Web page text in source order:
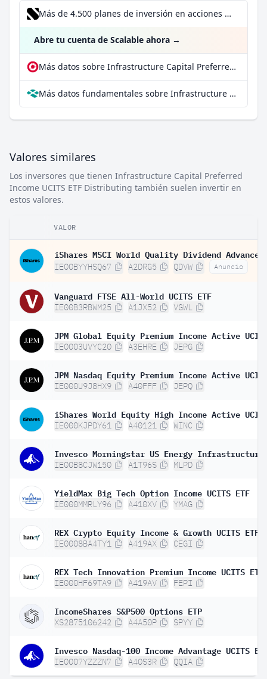
Más de 4.500 planes de inversión en acciones desde 1 €
Abre tu cuenta de Scalable ahora →
Más datos sobre Infrastructure Capital Preferred Income UCITS ETF Distributing en extraETF
Más datos fundamentales sobre Infrastructure Capital Preferred Income UCITS ETF Distributing en Parqet
Valores similares
Los inversores que tienen Infrastructure Capital Preferred
Income UCITS ETF Distributing también suelen invertir en
estos valores.
VALOR
IE00BYYHSQ67 A2DRG5 QDVW Anuncio
Vanguard FTSE All-World UCITS ETF
IE00B3RBWM25 A1JX52 VGWL
IE0003UVYC20 A3EHRE JEPG
IE000U9J8HX9 A40FFF JEPQ
IE000KJPDY61 A40121 WINC
IE00B8CJW150 A1T96S MLPD
YieldMax Big Tech Option Income UCITS ETF
IE000MMRLY96 A410XV YMAG
IE0008BA4TY1 A419AX CEGI
REX Tech Innovation Premium Income UCITS ETF
IE000HF69TA9 A419AV FEPI
IncomeShares S&P500 Options ETP
XS2875106242 A4A50P SPYY
IE0007YZZZN7 A40S3R QQIA